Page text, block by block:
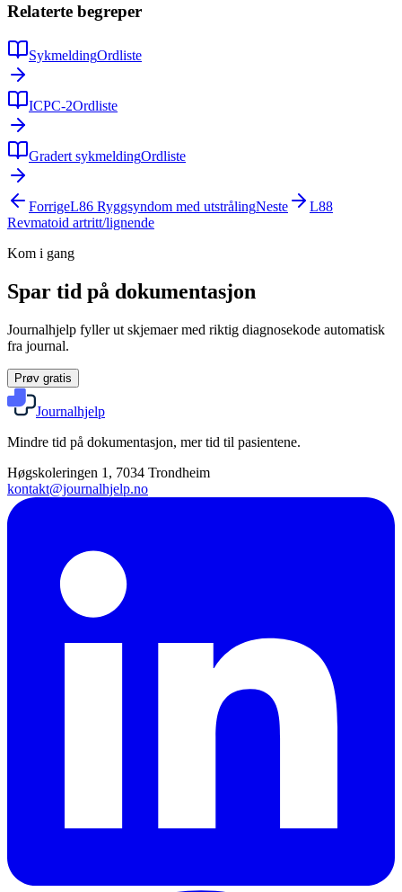
Relaterte begreper
SykmeldingOrdliste
ICPC-2Ordliste
Gradert sykmeldingOrdliste
ForrigeL86 Ryggsyndom med utstrålingNeste
L88
Revmatoid artritt/lignende
Kom i gang
Spar tid på dokumentasjon
Journalhjelp fyller ut skjemaer med riktig diagnosekode automatisk
fra journal.
Prøv gratis
Journalhjelp
Mindre tid på dokumentasjon, mer tid til pasientene.
Høgskoleringen 1, 7034 Trondheim
kontakt@journalhjelp.no